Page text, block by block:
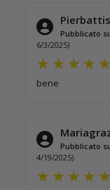
Pubblicato
6/3/2025)
bene
Pubblicato
4/19/2025)